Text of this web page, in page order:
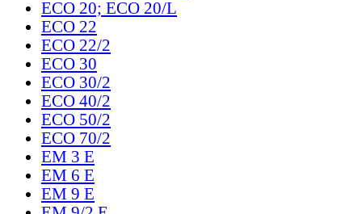
ECO 20; ECO 20/L
ECO 22
ECO 22/2
ECO 30
ECO 30/2
ECO 40/2
ECO 50/2
ECO 70/2
EM 3 E
EM 6 E
EM 9 E